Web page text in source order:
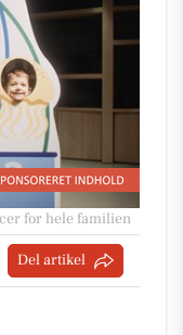
for hele familien
Del artikel